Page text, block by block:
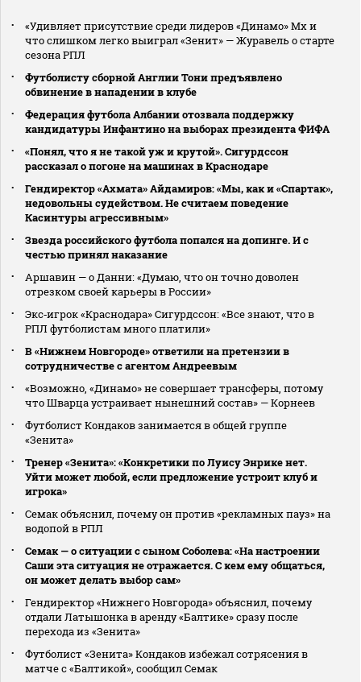
«Удивляет присутствие среди лидеров «Динамо» Мх и
что слишком легко выиграл «Зенит» — Журавель о старте
сезона РПЛ
Футболисту сборной Англии Тони предъявлено
обвинение в нападении в клубе
Федерация футбола Албании отозвала поддержку
кандидатуры Инфантино на выборах президента ФИФА
«Понял, что я не такой уж и крутой». Сигурдссон
рассказал о погоне на машинах в Краснодаре
Гендиректор «Ахмата» Айдамиров: «Мы, как и «Спартак»,
недовольны судейством. Не считаем поведение
Касинтуры агрессивным»
Звезда российского футбола попался на допинге. И с
честью принял наказание
Аршавин — о Данни: «Думаю, что он точно доволен
отрезком своей карьеры в России»
Экс‑игрок «Краснодара» Сигурдссон: «Все знают, что в
РПЛ футболистам много платили»
В «Нижнем Новгороде» ответили на претензии в
сотрудничестве с агентом Андреевым
«Возможно, «Динамо» не совершает трансферы, потому
что Шварца устраивает нынешний состав» — Корнеев
Футболист Кондаков занимается в общей группе
«Зенита»
Тренер «Зенита»: «Конкретики по Луису Энрике нет.
Уйти может любой, если предложение устроит клуб и
игрока»
Семак объяснил, почему он против «рекламных пауз» на
водопой в РПЛ
Семак — о ситуации с сыном Соболева: «На настроении
Саши эта ситуация не отражается. С кем ему общаться,
он может делать выбор сам»
Гендиректор «Нижнего Новгорода» объяснил, почему
отдали Латышонка в аренду «Балтике» сразу после
перехода из «Зенита»
Футболист «Зенита» Кондаков избежал сотрясения в
матче с «Балтикой», сообщил Семак